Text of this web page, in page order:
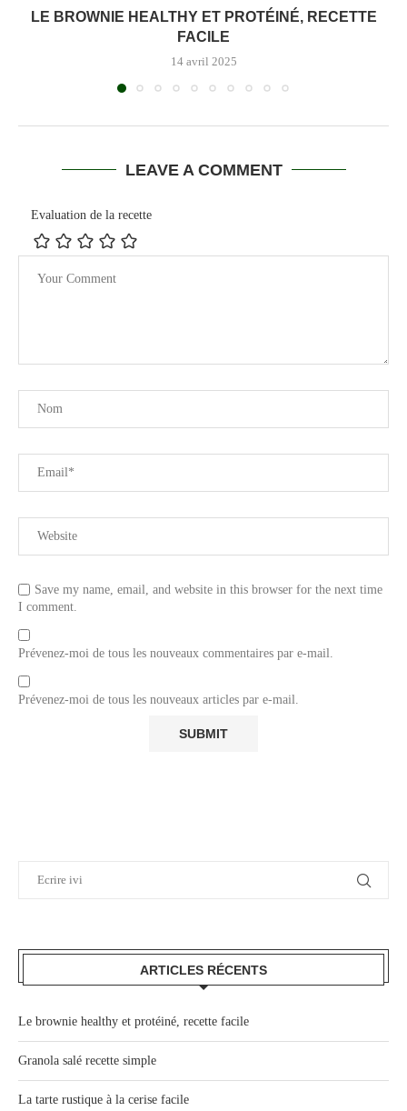
LE BROWNIE HEALTHY ET PROTÉINÉ, RECETTE
FACILE
14 avril 2025
LEAVE A COMMENT
Evaluation de la recette
Save my name, email, and website in this browser for the next time
I comment.
Prévenez-moi de tous les nouveaux commentaires par e-mail.
Prévenez-moi de tous les nouveaux articles par e-mail.
ARTICLES RÉCENTS
Le brownie healthy et protéiné, recette facile
Granola salé recette simple
La tarte rustique à la cerise facile